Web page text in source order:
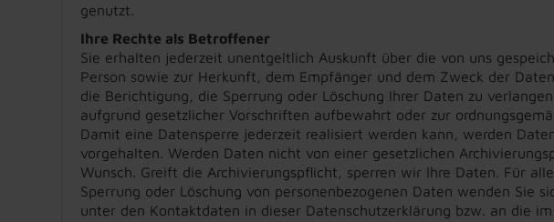
genutzt.
Ihre Rechte als Betroffener
Sie erhalten jederzeit unentgeltlich Auskunft über die von uns
Person sowie zur Herkunft, dem Empfänger und dem Zweck der
die Berichtigung, die Sperrung oder Löschung Ihrer Daten zu
aufgrund gesetzlicher Vorschriften aufbewahrt oder zur
Damit eine Datensperre jederzeit realisiert werden kann, werden
vorgehalten. Werden Daten nicht von einer gesetzlichen
Wunsch. Greift die Archivierungspflicht, sperren wir Ihre Daten. Für
Sperrung oder Löschung von personenbezogenen Daten wenden Sie
unter den Kontaktdaten in dieser Datenschutzerklärung bzw. an die im